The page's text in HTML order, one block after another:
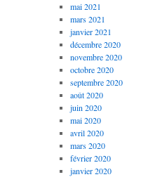
mai 2021
mars 2021
janvier 2021
décembre 2020
novembre 2020
octobre 2020
septembre 2020
août 2020
juin 2020
mai 2020
avril 2020
mars 2020
février 2020
janvier 2020